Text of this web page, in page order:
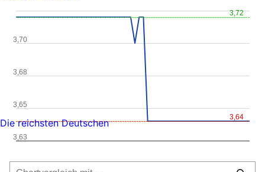
3,72
3,64
3,63
3,65
3,68
3,70
Die reichsten Deutschen